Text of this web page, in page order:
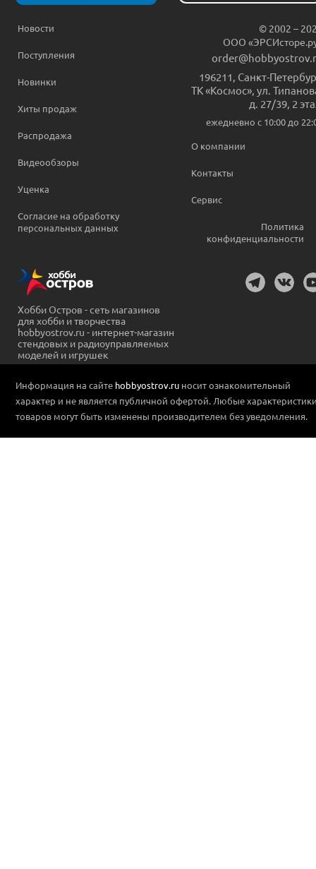
Новости
Поступления
Новинки
Хиты продаж
Распродажа
Видеообзоры
Уценка
Согласие на обработку
персональных данных
© 2002 –
ООО
196211 Санкт-
ТК «Космос», ул.
д. 27/39, 2
ежедневно c 10:00 до
О компании
Контакты
Сервис
Политика
конфиденциальности
Хобби Остров - сеть магазинов
для хобби и творчества
hobbyostrov.ru - интернет-магазин
стендовых и радиоуправляемых
моделей и игрушек
Информация на сайте hobbyostrov.ru носит ознакомительный
характер и не является публичной офертой. Любые
товаров могут быть изменены производителем без уведомления.